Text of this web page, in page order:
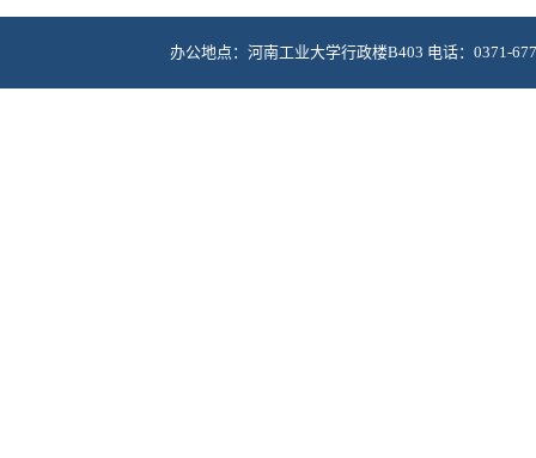
办公地点：河南工业大学行政楼B403 电话：0371-